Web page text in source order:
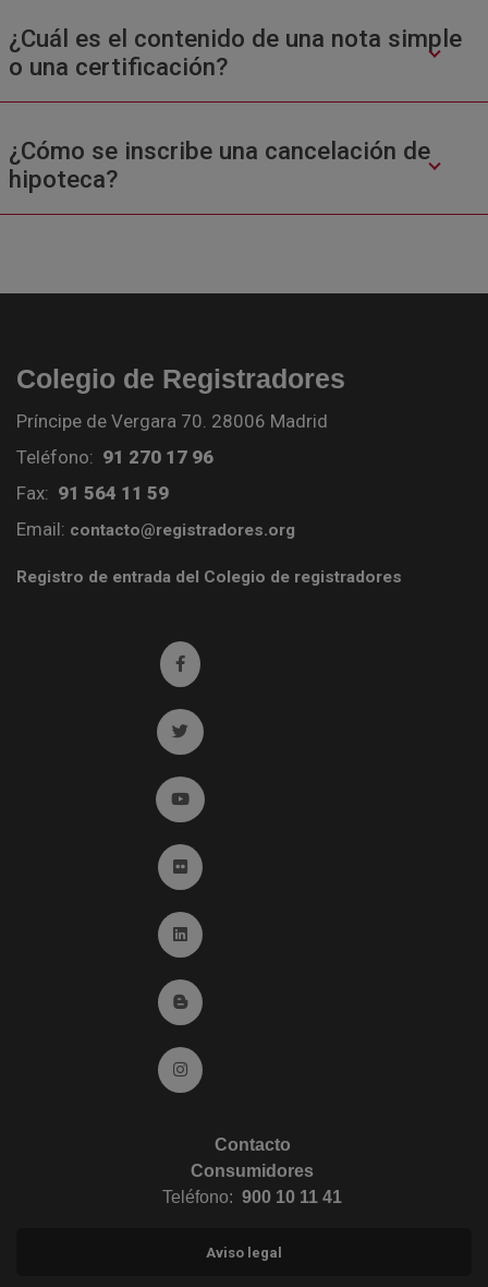
¿Cuál es el contenido de una nota simple
o una certificación?
¿Cómo se inscribe una cancelación de
hipoteca?
Colegio de Registradores
Príncipe de Vergara 70. 28006 Madrid
Teléfono: 91 270 17 96
Fax: 91 564 11 59
Email: contacto@registradores.org
Registro de entrada del Colegio de registradores
Ir a facebook (abre en ventana nueva)
Ir a twitter (abre en ventana nueva)
Ir a YouTube (abre en ventana nueva)
Ir a Flickr (abre en ventana nueva)
Ir a Linkedin (abre en ventana nueva)
Ir al Blog (abre en ventana nueva)
Ir a Instagram (abre en ventana nueva)
Contacto
Consumidores
Teléfono: 900 10 11 41
Aviso legal